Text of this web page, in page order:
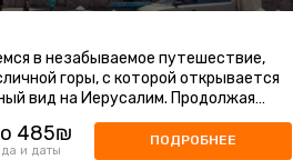
в незабываемое путешествие,
горы, с которой открывается
вид на Иерусалим. Продолжая
восхождение на гору Сион, мы ...
485₪
и даты
ПОДРОБНЕЕ